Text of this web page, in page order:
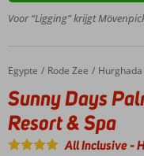
op ca. 2
kilometer
Privéstrand
2 à-la-
Meerdere
zwembaden
Voor “Ligging” krijgt
Home
Egypte Rode Zee Hurghada
Sunny Days Palma De Mirette Resort & Spa
Sunny Days
Resort & Spa
All Inclusive-